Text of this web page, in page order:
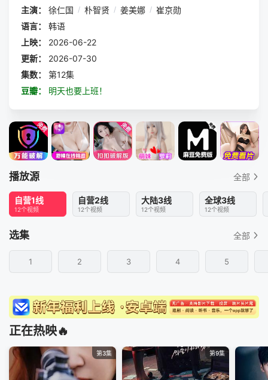
主演：
徐仁国 / 朴智贤 / 姜美娜 / 崔京勋
语言：
韩语
上映：
2026-06-22
更新：
2026-07-30
集数：
第12集
豆瓣：
明天也要上班！
播放源 全部
自营1线
12个视频
自营2线
12个视频
大陆3线
12个视频
全球3线
12个视频
选集 全部
1 2 3 4 5
正在热映🔥
第3集 第9集